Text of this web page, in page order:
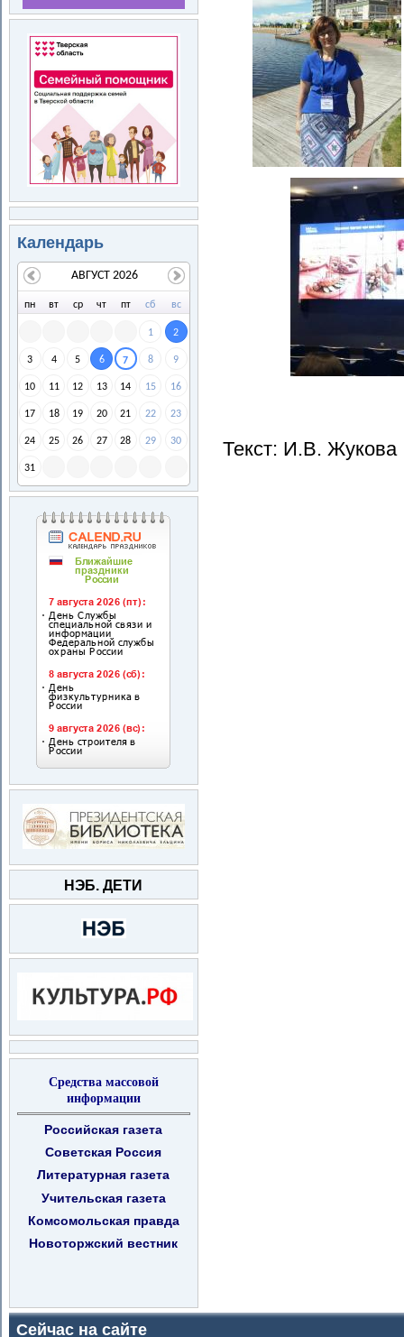
Календарь
пн вт ср чт пт сб вс
1 2
3 4 5 6 7 8 9
10 11 12 13 14 15 16
17 18 19 20 21 22 23
24 25 26 27 28 29 30
31
АВГУСТ 2026
НЭБ. ДЕТИ
Средства массовой
информации
Российская газета
Советская Россия
Литературная газета
Учительская газета
Комсомольская правда
Новоторжский вестник
Текст: И.В. Жукова
Сейчас на сайте